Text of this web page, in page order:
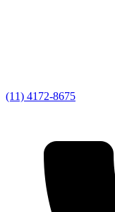
(11) 4172-8675